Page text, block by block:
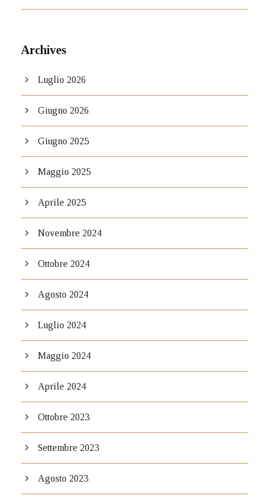
Archives
Luglio 2026
Giugno 2026
Giugno 2025
Maggio 2025
Aprile 2025
Novembre 2024
Ottobre 2024
Agosto 2024
Luglio 2024
Maggio 2024
Aprile 2024
Ottobre 2023
Settembre 2023
Agosto 2023